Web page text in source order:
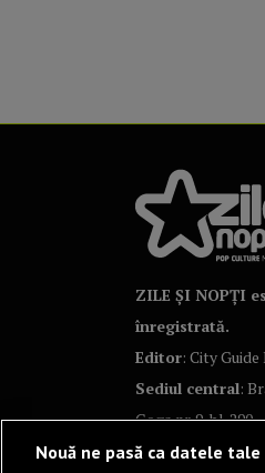
ZILE ȘI NOPȚI
înregistrată.
Editor: City Guide
Sediul central:
Goga nr. 9, bl. 290
Nouă ne pasă ca datele